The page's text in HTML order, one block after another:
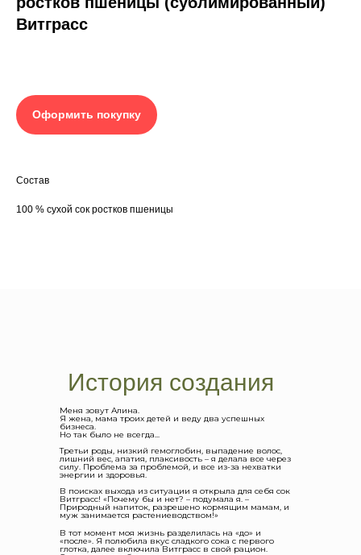
Витграсс
Оформить покупку
Состав
100 % сухой сок ростков пшеницы
История создания
Меня зовут Алина.
Я жена, мама троих детей и веду два успешных
бизнеса.
Но так было не всегда...
Третьи роды, низкий гемоглобин, выпадение волос,
лишний вес, апатия, плаксивость – я делала все через
силу. Проблема за проблемой, и все из-за нехватки
энергии и здоровья.
В поисках выхода из ситуации я открыла для себя сок
Витграсс! «Почему бы и нет? – подумала я. –
Природный напиток, разрешено кормящим мамам, и
муж занимается растениеводством!»
В тот момент моя жизнь разделилась на «до» и
«после». Я полюбила вкус сладкого сока с первого
глотка, далее включила Витграсс в свой рацион.